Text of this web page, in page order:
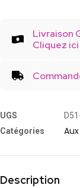
Livraison
Cliquez
UGS
Catégories
Description